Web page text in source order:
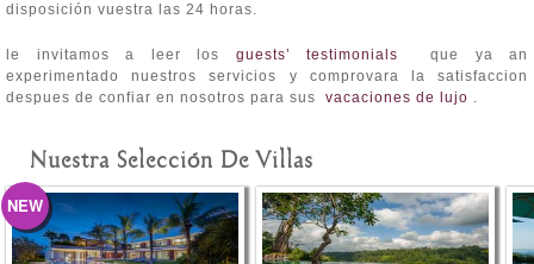
disposición vuestra las 24 horas.
le invitamos a leer los guests’ testimonials que ya an
experimentado nuestros servicios y comprovara la satisfaccion
despues de confiar en nosotros para sus vacaciones de lujo .
Nuestra Selección De Villas
NEW